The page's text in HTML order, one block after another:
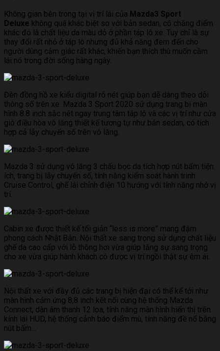
Không gian bên trong tại vị trí lái của Mazda3 Sport
Deluxe không quá khác biệt so với bản sedan, có chăng điểm
khác đó là chất liệu da màu dỏ ở phần táp lô xe. Tuy chỉ là sự
thay đổi rất nhỏ ở táp lô nhưng đủ khả năng đem đến cho
người dùng cảm giác rất khác, khiến bạn thích thú muốn cầm
lái nó trong đời sống hàng ngày.
Đèn đồng hồ xe kiểu digital rõ nét giúp bạn dễ dàng theo dõi
thông số trên xe. Mazda 3 Sport 2020 sử dụng trang bị màn
hình 8.8 inch sắc nét ngay trung tâm táp lô và các vị trí như cửa
gió điều hòa vô lăng thiết kế tương tự như bản sedan, có tích
hợp cả lẫy chuyển số trên vô lăng.
Mazda 3 sử dụng vô lăng 3 chấu bọc da tích hợp nút bấm tiện
ích, trang bị lẫy chuyển số, tính năng kiểm soát hành trinh
Cruise Control, ghế lái chỉnh điện 10 hướng với tính năng nhớ vị
trí.
Cabin xe được thiết kế tối giản “less is more” mang đậm
phong cách Nhật Bản. Nội thất xe sang trọng sử dụng chất liệu
ghế da cao cấp với lỗ thông hơi vừa giúp tăng sự sang trọng
cho xe vừa giúp hành khách có được vị trí ngồi thật sự êm ái.
Nội thất xe với đầy đủ các trang bị hiện đại có thể kể tới như
màn hình cảm ứng 8,8 inch kết nối cùng hệ thống Mazda
Connect, dàn âm thanh 12 loa, tính năng màn hình hiển thị trên
kính lái HUD, hệ thống cảnh báo điểm mù, tính năng đề nổ bằng
nút bấm…